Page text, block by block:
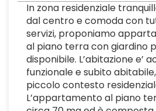
In zona residenziale
dal centro e comoda con
servizi, proponiamo
al piano terra con giardino
disponibile. L’abitazione e’
funzionale e subito
piccolo contesto
L’appartamento al piano